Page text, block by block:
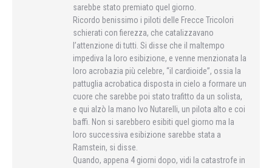
sarebbe stato premiato quel giorno.
Ricordo benissimo i piloti delle Frecce Tricolori
schierati con fierezza, che catalizzavano
l’attenzione di tutti. Si disse che il maltempo
impediva la loro esibizione, e venne menzionata la
loro acrobazia più celebre, “il cardioide”, ossia la
pattuglia acrobatica disposta in cielo a formare un
cuore che sarebbe poi stato trafitto da un solista,
e qui alzò la mano Ivo Nutarelli, un pilota alto e coi
baffi. Non si sarebbero esibiti quel giorno ma la
loro successiva esibizione sarebbe stata a
Ramstein, si disse.
Quando, appena 4 giorni dopo, vidi la catastrofe in